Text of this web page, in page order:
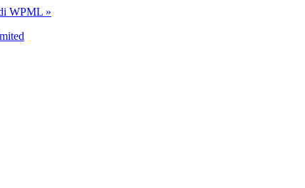
WPML »